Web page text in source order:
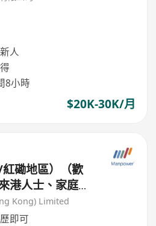
人
8小時
$20K-30K/月
磡地區）（歡
港人士、家庭主
Kong) Limited
即可